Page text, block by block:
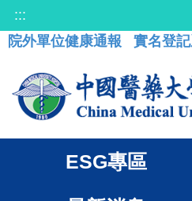
:::
院外單位健康通報
實名登
ESG專區